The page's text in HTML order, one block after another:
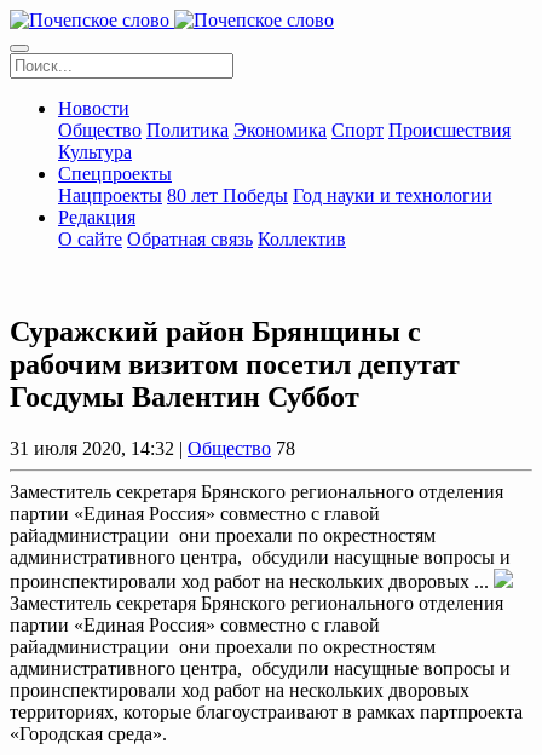
Новости
Общество Политика Экономика Спорт Происшествия
Культура
Спецпроекты
Нацпроекты 80 лет Победы Год науки и технологии
Редакция
О сайте Обратная связь Коллектив
Суражский район Брянщины с
рабочим визитом посетил депутат
Госдумы Валентин Суббот
31 июля 2020, 14:32 | Общество 78
Заместитель секретаря Брянского регионального отделения
партии «Единая Россия» совместно с главой
райадминистрации они проехали по окрестностям
административного центра, обсудили насущные вопросы и
проинспектировали ход работ на нескольких дворовых ...
Заместитель секретаря Брянского регионального отделения
партии «Единая Россия» совместно с главой
райадминистрации они проехали по окрестностям
административного центра, обсудили насущные вопросы и
проинспектировали ход работ на нескольких дворовых
территориях, которые благоустраивают в рамках партпроекта
«Городская среда».